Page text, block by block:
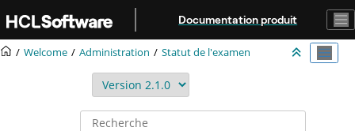
Aller au contenu principal
Documentation produit
Welcome Administration Statut de l'examen